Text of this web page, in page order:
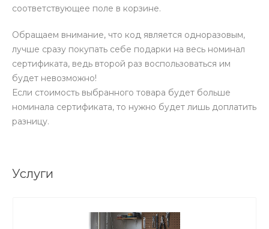
соответствующее поле в корзине.
Обращаем внимание, что код является одноразовым,
лучше сразу покупать себе подарки на весь номинал
сертификата, ведь второй раз воспользоваться им
будет невозможно!
Если стоимость выбранного товара будет больше
номинала сертификата, то нужно будет лишь доплатить
разницу.
Услуги